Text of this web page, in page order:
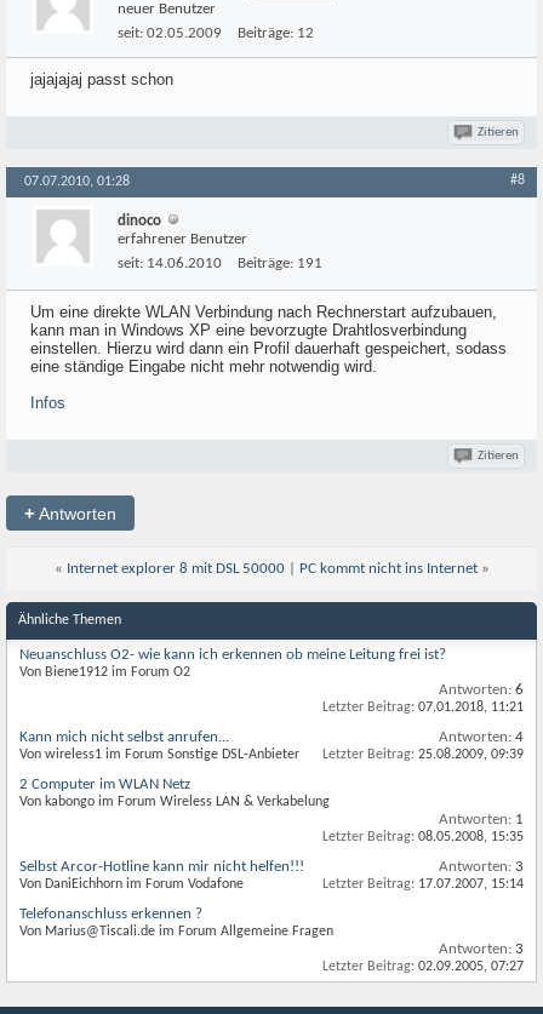
neuer Benutzer
seit: 02.05.2009 Beiträge: 12
jajajajaj passt schon
Zitieren
07.07.2010, 01:28 #8
dinoco
erfahrener Benutzer
seit: 14.06.2010 Beiträge: 191
Um eine direkte WLAN Verbindung nach Rechnerstart aufzubauen,
kann man in Windows XP eine bevorzugte Drahtlosverbindung
einstellen. Hierzu wird dann ein Profil dauerhaft gespeichert, sodass
eine ständige Eingabe nicht mehr notwendig wird.
Infos
Zitieren
+Antworten
« Internet explorer 8 mit DSL 50000| PC kommt nicht ins Internet »
Ähnliche Themen
Neuanschluss O2- wie kann ich erkennen ob meine Leitung frei ist?
Von Biene1912 im Forum O2
Antworten: 6
Letzter Beitrag: 07.01.2018, 11:21
Kann mich nicht selbst anrufen...
Von wireless1 im Forum Sonstige DSL-Anbieter
Antworten: 4
Letzter Beitrag: 25.08.2009, 09:39
2 Computer im WLAN Netz
Von kabongo im Forum Wireless LAN & Verkabelung
Antworten: 1
Letzter Beitrag: 08.05.2008, 15:35
Selbst Arcor-Hotline kann mir nicht helfen!!!
Von DaniEichhorn im Forum Vodafone
Antworten: 3
Letzter Beitrag: 17.07.2007, 15:14
Telefonanschluss erkennen ?
Von Marius@Tiscali.de im Forum Allgemeine Fragen
Antworten: 3
Letzter Beitrag: 02.09.2005, 07:27